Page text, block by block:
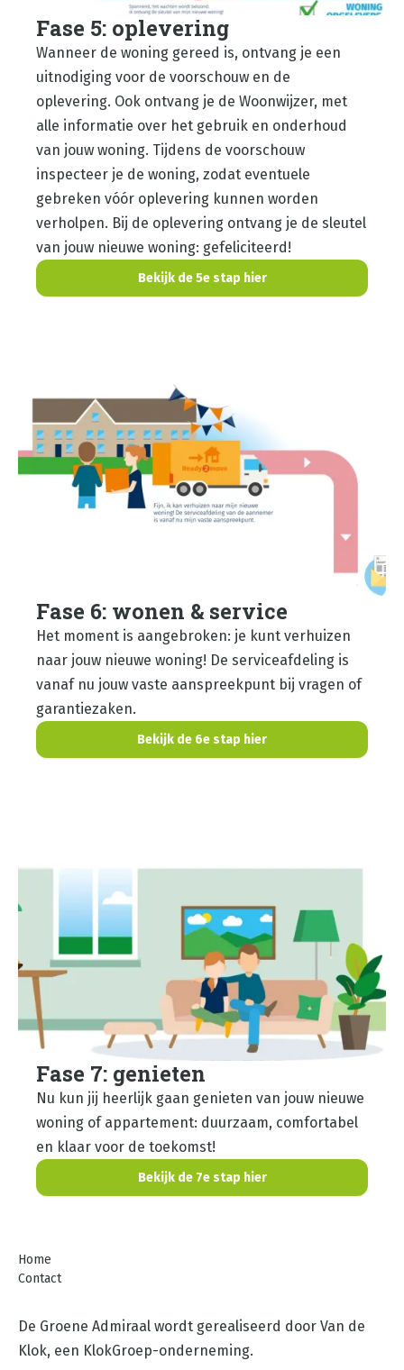
Fase 5: oplevering
Wanneer de woning gereed is, ontvang je een
uitnodiging voor de voorschouw en de
oplevering. Ook ontvang je de Woonwijzer, met
alle informatie over het gebruik en onderhoud
van jouw woning. Tijdens de voorschouw
inspecteer je de woning, zodat eventuele
gebreken vóór oplevering kunnen worden
verholpen. Bij de oplevering ontvang je de sleutel
van jouw nieuwe woning: gefeliciteerd!
Bekijk de 5e stap hier
Fase 6: wonen & service
Het moment is aangebroken: je kunt verhuizen
naar jouw nieuwe woning! De serviceafdeling is
vanaf nu jouw vaste aanspreekpunt bij vragen of
garantiezaken.
Bekijk de 6e stap hier
Fase 7: genieten
Nu kun jij heerlijk gaan genieten van jouw nieuwe
woning of appartement: duurzaam, comfortabel
en klaar voor de toekomst!
Bekijk de 7e stap hier
Home
Contact
De Groene Admiraal wordt gerealiseerd door Van de
Klok, een KlokGroep-onderneming.